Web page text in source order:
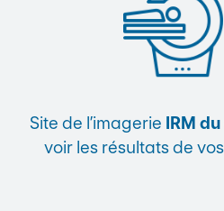
Site de l’imagerie IRM
voir les résultats de